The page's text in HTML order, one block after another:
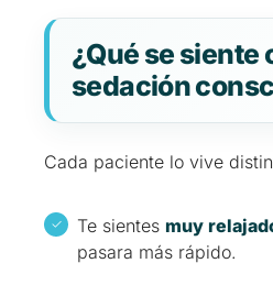
¿Qué se siente
sedación
Cada paciente lo vive
Te sientes muy
pasara más rápido.